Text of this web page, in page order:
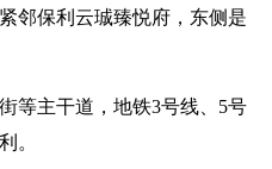
邻保利云珹臻悦府，东侧是
等主干道，地铁3号线、5号
。